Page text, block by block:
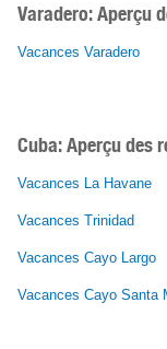
Varadero:Aperçu
Vacances Varadero
Cuba: Aperçu des
Vacances La Havane
Vacances Trinidad
Vacances Cayo Largo
Vacances Cayo Santa